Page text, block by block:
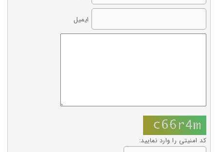
ایمیل
کد امنیتی را وارد نمایید: